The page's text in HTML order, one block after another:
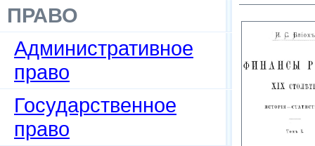
ПРАВО
Административное
право
Государственное
право